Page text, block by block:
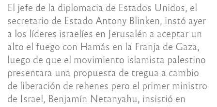
El jefe de la diplomacia de Estados Unidos, el
secretario de Estado Antony Blinken, instó ayer
a los líderes israelíes en Jerusalén a aceptar un
alto el fuego con Hamás en la Franja de Gaza,
luego de que el movimiento islamista palestino
presentara una propuesta de tregua a cambio
de liberación de rehenes pero el primer ministro
de Israel, Benjamín Netanyahu, insistió en